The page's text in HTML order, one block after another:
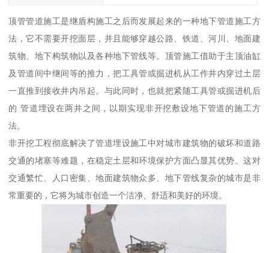
顶管管道施工是继盾构施工之后而发展起来的一种地下管道施工方
法，它不需要开挖面层，并且能够穿越公路、铁道、河川、地面建
筑物、地下构筑物以及各种地下管线等。顶管施工借助于主顶油缸
及管道间中继间等的推力，把工具管或掘进机从工作井内穿过土层
一直推到接收井内吊起。与此同时，也就把紧随工具管或掘进机后
的 管道埋设在两井之间，以期实现非开挖敷设地下管道的施工方
法。
非开挖工程彻底解决了管道埋设施工中对城市建筑物的破坏和道路
交通的堵塞等难题，在稳定土层和环境保护方面凸显其优势。这对
交通繁忙、人口密集、地面建筑物众多、地下管线复杂的城市是非
常重要的，它将为城市创造一个洁净、舒适和美好的环境。